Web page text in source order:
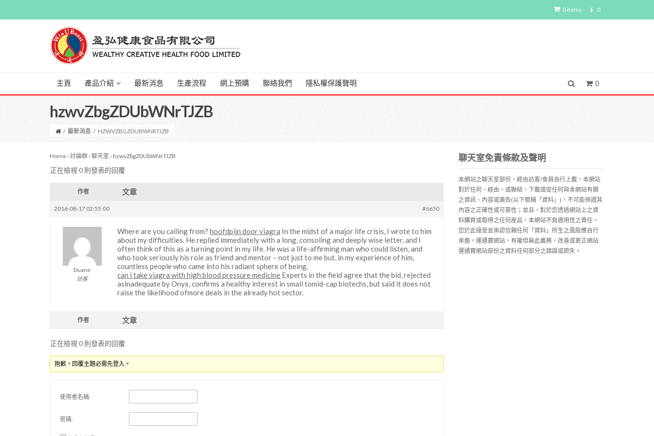
0 items - $ 0
主頁 產品介紹 最新消息 生產流程 網上預購 聯絡我們 隱私權保護聲明 0
hzwvZbgZDUbWNrTJZB
/ 最新消息 / HZWVZBGZDUBWNRTJZB
Home › 討論群 › 聊天室 › hzwvZbgZDUbWNrTJZB
正在檢視 0 則發表的回覆
作者 文章
2016-08-17 02:55:00 #6650
Duane
訪客
Where are you calling from? hoofdpijn door viagra In the midst of a major life crisis, I wrote to him
about my difficulties. He replied immediately with a long, consoling and deeply wise letter, and I
often think of this as a turning point in my life. He was a life-affirming man who could listen, and
who took seriously his role as friend and mentor – not just to me but, in my experience of him,
countless people who came into his radiant sphere of being.
can i take viagra with high blood pressure medicine Experts in the field agree that the bid, rejected
asinadequate by Onyx, confirms a healthy interest in small tomid-cap biotechs, but said it does not
raise the likelihood ofmore deals in the already hot sector.
作者 文章
正在檢視 0 則發表的回覆
抱歉，回覆主題必需先登入。
使用者名稱:
密碼:
聊天室免責條款及聲明
本網站之聊天室部份，經由訪客/會員自行上載，本網站
對於任何、經由、或聯結、下載或從任何與本網站有關
之資訊、內容或廣告(以下簡稱「資料」)，不可能保證其
內容之正確性或可靠性；並且，對於您透過網站上之資
料購買或取得之任何産品，本網站不負適用性之責任。
您於此接受並承認信賴任何「資料」所生之風險應自行
承擔。運通寶網站，有權但無此義務，改善或更正網站
運通寶網站部份之資料任何部分之錯誤或疏失。